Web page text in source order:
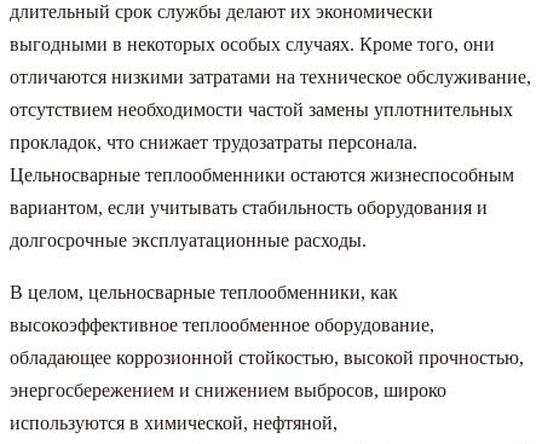
длительный срок службы делают их экономически
выгодными в некоторых особых случаях. Кроме того, они
отличаются низкими затратами на техническое обслуживание,
отсутствием необходимости частой замены уплотнительных
прокладок, что снижает трудозатраты персонала.
Цельносварные теплообменники остаются жизнеспособным
вариантом, если учитывать стабильность оборудования и
долгосрочные эксплуатационные расходы.
В целом, цельносварные теплообменники, как
высокоэффективное теплообменное оборудование,
обладающее коррозионной стойкостью, высокой прочностью,
энергосбережением и снижением выбросов, широко
используются в химической, нефтяной,